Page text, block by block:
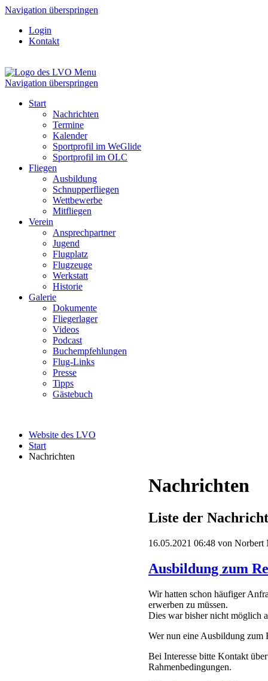
Navigation überspringen
Login
Kontakt
Menu
Navigation überspringen
Start
Nachrichten
Termine
Kalender
Sportprofil im WeGlide
Sportprofil im OLC
Fliegen
Ausbildung
Schnupperfliegen
Wettbewerbe
Mitfliegen
Verein
Ansprechpartner
Jugend
Flugplatz
Flugzeuge
Werkstatt
Historie
Galerie
Dokumente
Fliegerlager
Videos
Podcast
Buchempfehlungen
Flug-Links
Presse
Tipps
Gästebuch
Website des LVO
Start
Nachrichten
Nachrichten
Liste der
16.05.2021 06:48 von Norbert
Ausbildung zum
Wir hatten schon häufiger
erwerben zu müssen.
Dies war bisher nicht möglich
Wer nun eine Ausbildung zum
Bei Interesse bitte Kontakt
Rahmenbedingungen.